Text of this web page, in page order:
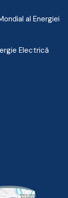
al Energiei
Electrică